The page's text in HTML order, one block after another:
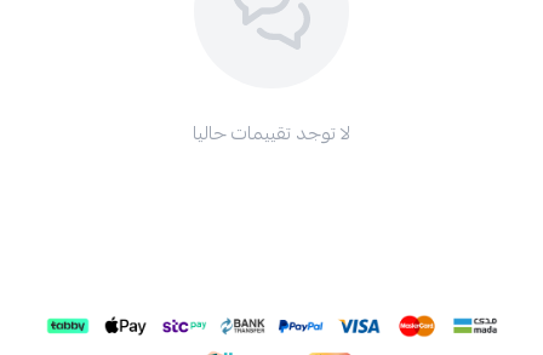
لا توجد تقييمات حاليا